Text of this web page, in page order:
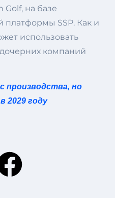
Golf, на базе
платформы SSP. Как и
использовать
компаний
производства, но
2029 году